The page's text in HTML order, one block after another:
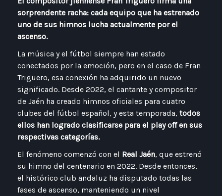
sorprendente racha: cada equipo que ha estrenado
uno de sus himnos lucha actualmente por el
ascenso.
La música y el fútbol siempre han estado
conectados por la emoción, pero en el caso de Fran
Triguero, esa conexión ha adquirido un nuevo
significado. Desde 2022, el cantante y compositor
de Jaén ha creado himnos oficiales para cuatro
clubes del fútbol español, y esta temporada, todos
ellos han logrado clasificarse para el play off en sus
respectivas categorías.
El fenómeno comenzó con el Real Jaén, que estrenó
su himno del centenario en 2022. Desde entonces,
el histórico club andaluz ha disputado todas las
fases de ascenso, manteniendo un nivel